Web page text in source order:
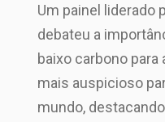
Um painel liderado
debateu a
baixo carbono
mais auspicioso
mundo,